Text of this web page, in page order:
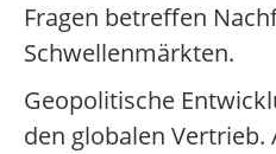
Fragen betreffen
Schwellenmärkten.
Geopolitische
den globalen Vertrieb.